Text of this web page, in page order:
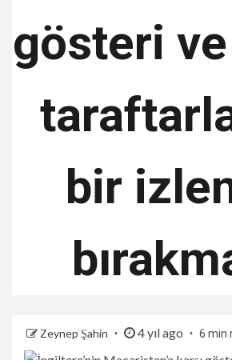
gösteri
bir
Zeynep Şahin 4 yıl ago 6 min